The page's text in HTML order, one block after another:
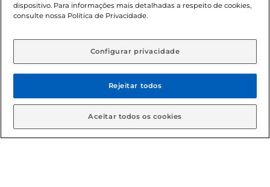
Adolescente). Preços e condições exclusivos para o
aviso prévio. O valor mínimo para as compras on-line é de
© 2026 Copyright. Todos os direitos
reservados Gbarbosa.
dispositivo. Para informações mais detalhadas a respeito de cookies,
consulte nossa Política de Privacidade.
Configurar privacidade
Rejeitar todos
Aceitar todos os cookies